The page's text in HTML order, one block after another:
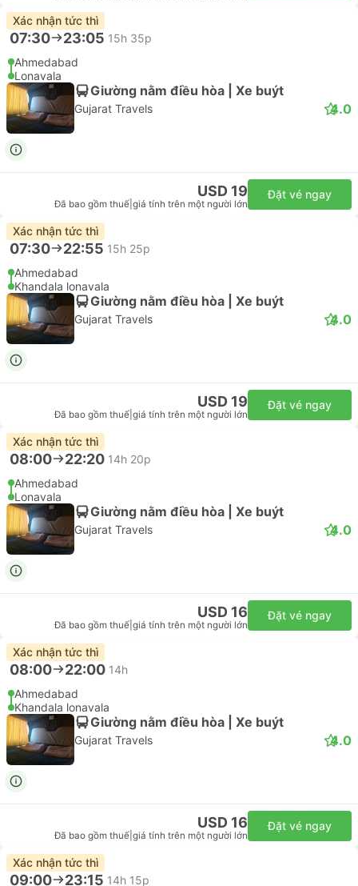
Xác nhận tức thì
07:30 23:05 15h 35p
Ahmedabad
Lonavala
Giường nằm điều hòa | Xe buýt
Gujarat Travels 4.0
USD 19
Đã bao gồm thuế giá tính trên một người lớn
Đặt vé ngay
Xác nhận tức thì
07:30 22:55 15h 25p
Ahmedabad
Khandala lonavala
Giường nằm điều hòa | Xe buýt
Gujarat Travels 4.0
USD 19
Đã bao gồm thuế giá tính trên một người lớn
Đặt vé ngay
Xác nhận tức thì
08:00 22:20 14h 20p
Ahmedabad
Lonavala
Giường nằm điều hòa | Xe buýt
Gujarat Travels 4.0
USD 16
Đã bao gồm thuế giá tính trên một người lớn
Đặt vé ngay
Xác nhận tức thì
08:00 22:00 14h
Ahmedabad
Khandala lonavala
Giường nằm điều hòa | Xe buýt
Gujarat Travels 4.0
USD 16
Đã bao gồm thuế giá tính trên một người lớn
Đặt vé ngay
Xác nhận tức thì
09:00 23:15 14h 15p